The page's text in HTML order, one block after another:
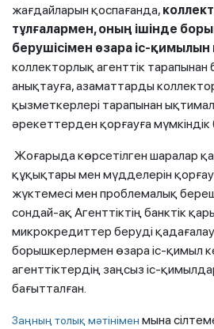
жағдайларын қоспағанда,
тұлғалармен, оның ішінде
берушісімен өзара іс-
коллекторлық агенттік
анықтауға, азаматтарды
қызметкерлері тарапынан
әрекеттерден қорғауға мүмкіндік
Жоғарыда көрсетілген шаралар
құқықтары мен мүдделерін
жүктемесі мен проблемалық
сондай-ақ Агенттіктің банктік
микрокредиттер беруді
борышкерлермен өзара іс-қимыл
агенттіктердің заңсыз іс-
бағытталған.
Заңның толық мәтінімен мына